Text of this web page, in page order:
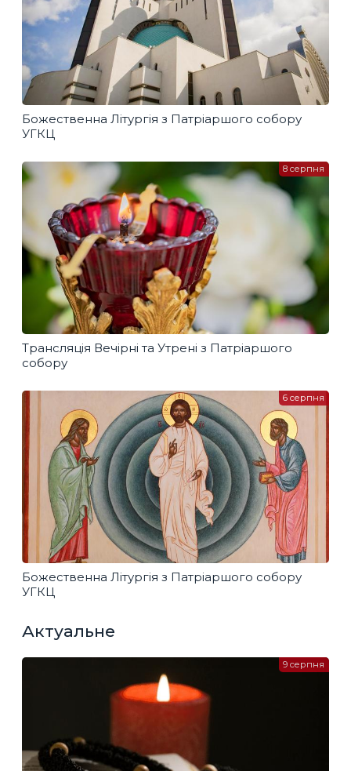
Божественна Літургія з Патріаршого собору
УГКЦ
Трансляція Вечірні та Утрені з Патріаршого
собору
8 серпня
Божественна Літургія з Патріаршого собору
УГКЦ
6 серпня
Актуальне
9 серпня